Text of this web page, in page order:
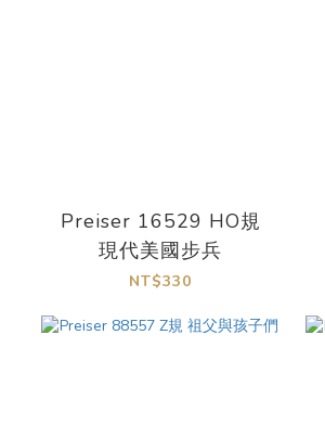
Preiser 16529 HO規
現代美國步兵
NT$330